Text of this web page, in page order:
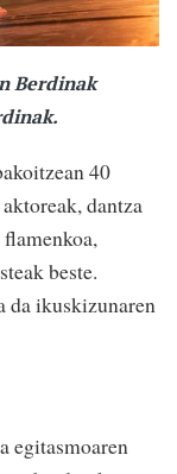
Berdinak
40
dantza
beste.
da ikuskizunaren
egitasmoaren